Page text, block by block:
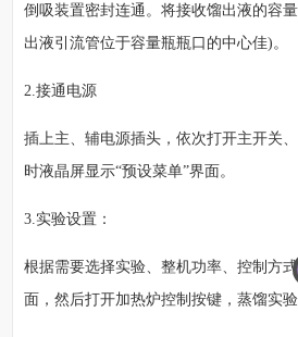
倒吸装置密封连通。将接收馏出液的容
出液引流管位于容量瓶瓶口的中心佳)。
2.接通电源
插上主、辅电源插头，依次打开主开关
时液晶屏显示“预设菜单”界面。
3.实验设置：
根据需要选择实验、整机功率、控制方
面，然后打开加热炉控制按键，蒸馏实验